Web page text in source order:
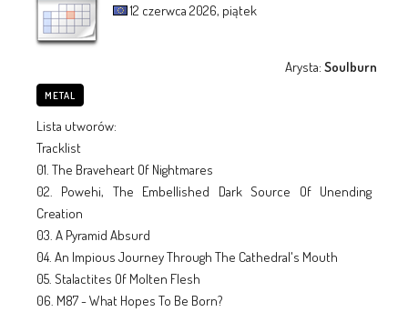
12 czerwca 2026, piątek
Arysta:Soulburn
METAL
Lista utworów:
Tracklist
01. The Braveheart Of Nightmares
02. Powehi, The Embellished Dark Source Of Unending
Creation
03. A Pyramid Absurd
04. An Impious Journey Through The Cathedral's Mouth
05. Stalactites Of Molten Flesh
06. M87 - What Hopes To Be Born?